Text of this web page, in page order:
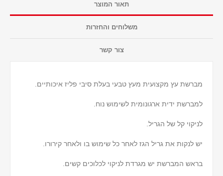
תאור המוצר
משלוחים והחזרות
צור קשר
מברשת עץ מקצועית מעץ טבעי בעלת סיבי פליז איכותיים.
למברשת ידית ארגונומית לשימוש נוח.
לניקוי קל של הגריל.
יש לנקות את גריל הגז לאחר כל שימוש בו ולאחר קירורו.
בראש המברשת יש מגרדת לניקוי לכלוכים קשים.